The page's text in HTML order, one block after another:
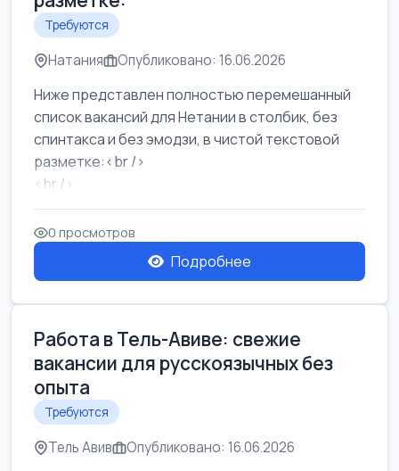
Требуются
Натания Опубликовано: 16.06.2026
Ниже представлен полностью перемешанный
список вакансий для Нетании в столбик, без
спинтакса и без эмодзи, в чистой текстовой
разметке:<br />
<br />
Работа в Нетании на мебельном производстве:
требу...
0 просмотров
Подробнее
Работа в Тель-Авиве: свежие
вакансии для русскоязычных без
опыта
Требуются
Тель Авив Опубликовано: 16.06.2026